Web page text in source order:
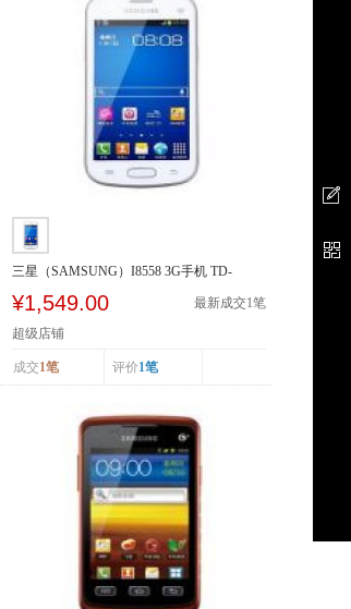
三星（SAMSUNG）I8558 3G手机 TD-
¥1,549.00 最新成交1笔
超级店铺
成交1笔 评价1笔